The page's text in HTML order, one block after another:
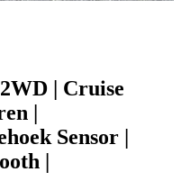
| Cruise
|
Sensor |
|